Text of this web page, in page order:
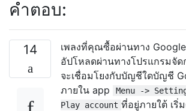
คำตอบ:
14
เพลงที่คุณซื้อผ่านทาง
อัปโหลดผ่านทางโปรแกรมจัด
จะเชื่อมโยงกับบัญชีใดบัญชี
ภายใน app
Menu ->
Play account ที่อยู่ภายใต้ เริ่